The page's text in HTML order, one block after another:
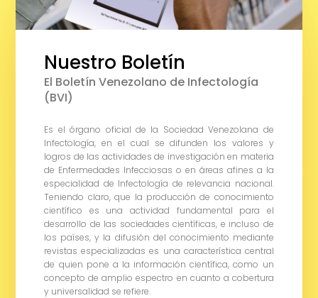
Nuestro Boletín
El Boletín Venezolano de Infectología
(BVI)
Es el órgano oficial de la Sociedad Venezolana de
Infectología, en el cual se difunden los valores y
logros de las actividades de investigación en materia
de Enfermedades Infecciosas o en áreas afines a la
especialidad de Infectología de relevancia nacional.
Teniendo claro, que la producción de conocimiento
científico es una actividad fundamental para el
desarrollo de las sociedades científicas, e incluso de
los países, y la difusión del conocimiento mediante
revistas especializadas es una característica central
de quien pone a la información científica, como un
concepto de amplio espectro en cuanto a cobertura
y universalidad se refiere.